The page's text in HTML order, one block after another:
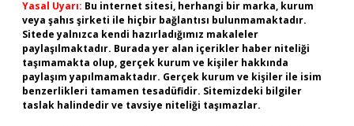
Yasal Uyarı: Bu internet sitesi, herhangi bir marka, kurum
veya şahıs şirketi ile hiçbir bağlantısı bulunmamaktadır.
Sitede yalnızca kendi hazırladığımız makaleler
paylaşılmaktadır. Burada yer alan içerikler haber niteliği
taşımamakta olup, gerçek kurum ve kişiler hakkında
paylaşım yapılmamaktadır. Gerçek kurum ve kişiler ile isim
benzerlikleri tamamen tesadüfidir. Sitemizdeki bilgiler
taslak halindedir ve tavsiye niteliği taşımazlar.